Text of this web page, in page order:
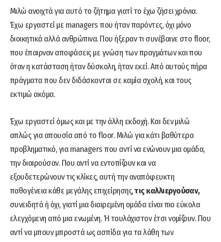
Μιλώ ανοιχτά για αυτό το ζήτημα γιατί το έχω ζήσει χρόνια.
Έχω εργαστεί με managers που ήταν παρόντες, όχι μόνο
διοικητικά αλλά ανθρώπινα. Που ήξεραν τι συνέβαινε στο floor,
που έπαιρναν αποφάσεις με γνώση των πραγμάτων και που
όταν η κατάσταση ήταν δύσκολη, ήταν εκεί. Από αυτούς πήρα
πράγματα που δεν διδάσκονται σε καμία σχολή, και τους
εκτιμώ ακόμα.
Έχω εργαστεί όμως και με την άλλη εκδοχή. Και δεν μιλώ
απλώς για απουσία από το floor. Μιλώ για κάτι βαθύτερα
προβληματικό, για managers που αντί να ενώνουν μια ομάδα,
την διαιρούσαν. Που αντί να εντοπίζουν και να
εξουδετερώνουν τις κλίκες, αυτή την αναπόφευκτη
παθογένεια κάθε μεγάλης επιχείρησης,τις καλλιεργούσαν,
συνειδητά ή όχι, γιατί μια διαιρεμένη ομάδα είναι πιο εύκολα
ελεγχόμενη από μια ενωμένη. Ή τουλάχιστον έτσι νομίζουν. Που
αντί να μπουν μπροστά ως ασπίδα για τα λάθη των